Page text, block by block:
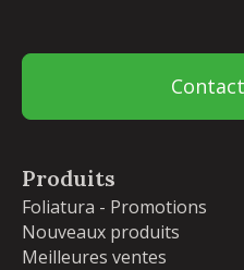
Produits
Foliatura - Promotions
Nouveaux produits
Meilleures ventes